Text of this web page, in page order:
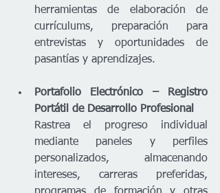
herramientas de elaboración de
currículums, preparación para
entrevistas y oportunidades de
pasantías y aprendizajes.
Portafolio Electrónico – Registro
Portátil de Desarrollo Profesional
Rastrea el progreso individual
mediante paneles y perfiles
personalizados, almacenando
intereses, carreras preferidas,